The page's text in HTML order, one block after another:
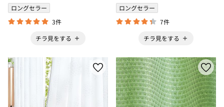
ロングセラー
3件
チラ見をする
ロングセラー
7件
チラ見をする